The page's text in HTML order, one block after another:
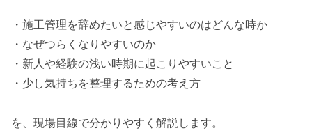
・施工管理を辞めたいと感じやすいのはどんな時か
・なぜつらくなりやすいのか
・新人や経験の浅い時期に起こりやすいこと
・少し気持ちを整理するための考え方
を、現場目線で分かりやすく解説します。